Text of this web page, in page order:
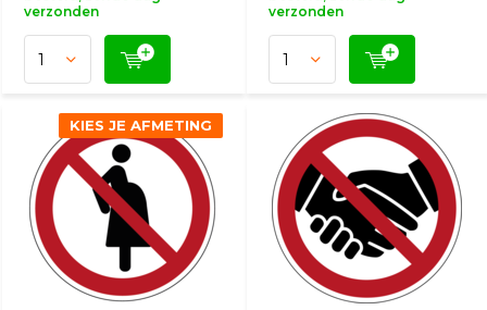
verzonden
verzonden
KIES JE AFMETING